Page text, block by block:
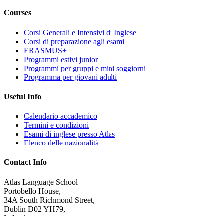
Courses
Corsi Generali e Intensivi di Inglese
Corsi di preparazione agli esami
ERASMUS+
Programmi estivi junior
Programmi per gruppi e mini soggiorni
Programma per giovani adulti
Useful Info
Calendario accademico
Termini e condizioni
Esami di inglese presso Atlas
Elenco delle nazionalità
Contact Info
Atlas Language School
Portobello House,
34A South Richmond Street,
Dublin D02 YH79,